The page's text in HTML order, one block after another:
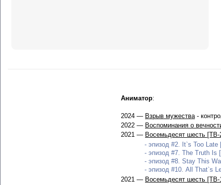
Аниматор:
2024 — Взрыв мужества-
2022 — Воспоминания о
2021 — Восемьдесят шесть [ТВ-
- эпизод #2. It`s Too Late
- эпизод #7. The Truth Is
- эпизод #8. Stay This
- эпизод #10. All That`s
2021 — Восемьдесят шесть [ТВ-